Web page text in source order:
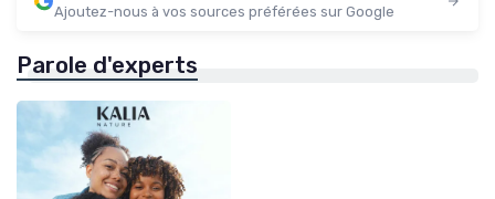
Ajoutez-nous à vos sources préférées sur Google
Parole d'experts